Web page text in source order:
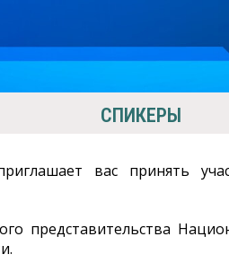
СПИКЕРЫ
вас принять
представительства